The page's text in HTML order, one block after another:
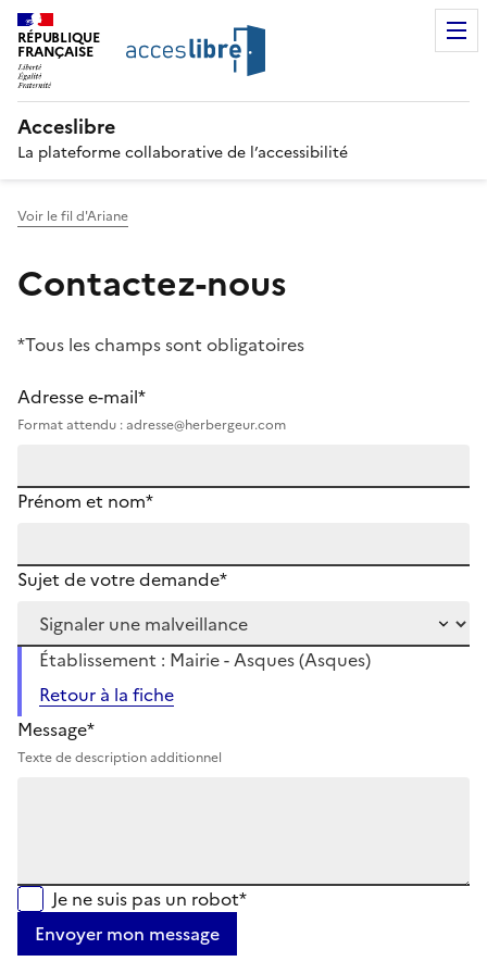
RÉPUBLIQUE
FRANÇAISE
Acceslibre
La plateforme collaborative de l’accessibilité
Voir le fil d'Ariane
Contactez-nous
*Tous les champs sont obligatoires
Adresse e-mail*
Format attendu : adresse@herbergeur.com
Prénom et nom*
Sujet de votre demande*
Établissement : Mairie - Asques (Asques)
Retour à la fiche
Message*
Texte de description additionnel
Je ne suis pas un robot*
Envoyer mon message